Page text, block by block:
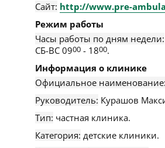
Сайт: http://www.pre-
Режим работы
Часы работы по дням недели:
СБ-ВС 0900 - 1800.
Информация о клинике
Официальное наименование:
Руководитель: Курашов
Тип: частная клиника.
Категория: детские клиники.